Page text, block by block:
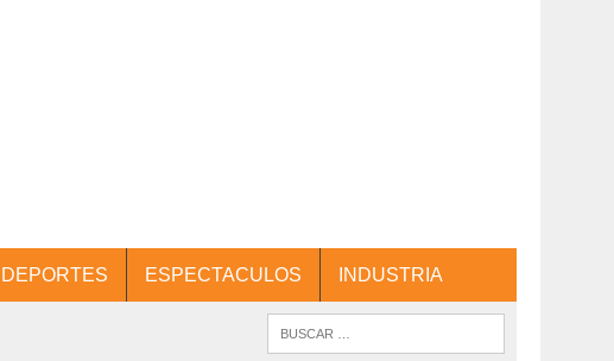
DEPORTES ESPECTACULOS INDUSTRIA